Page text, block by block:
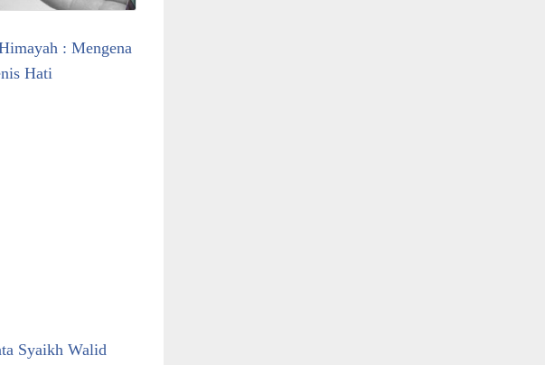
: Mengena
Hati
Syaikh Walid